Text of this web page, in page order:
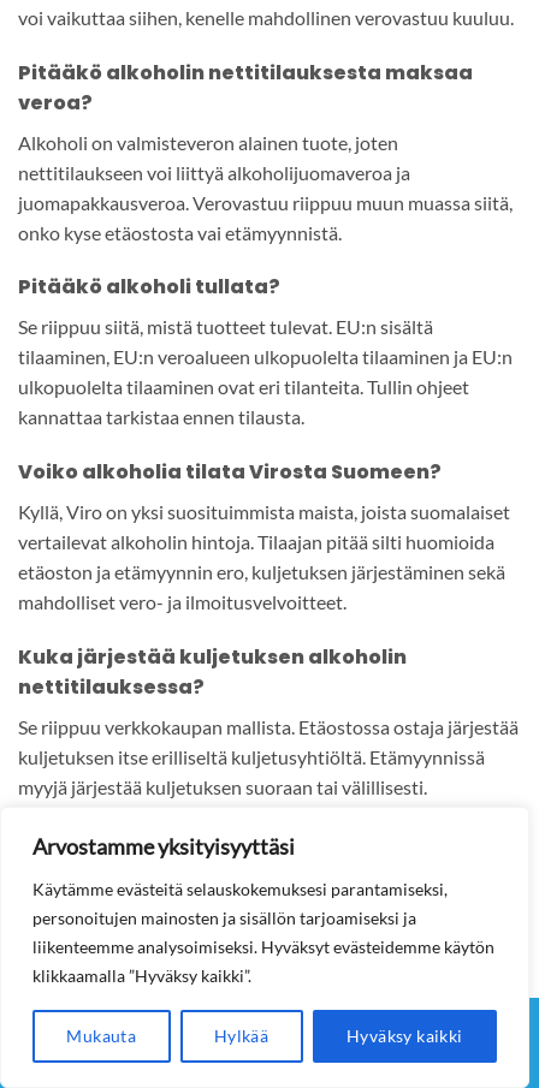
Arvostamme yksityisyyttäsi
Käytämme evästeitä selauskokemuksesi parantamiseksi,
personoitujen mainosten ja sisällön tarjoamiseksi ja
liikenteemme analysoimiseksi. Hyväksyt evästeidemme käytön
klikkaamalla ”Hyväksy kaikki”.
Mukauta Hylkää Hyväksy kaikki
voi vaikuttaa siihen, kenelle mahdollinen verovastuu kuuluu.
Pitääkö alkoholin nettitilauksesta maksaa
veroa?
Alkoholi on valmisteveron alainen tuote, joten
nettitilaukseen voi liittyä alkoholijuomaveroa ja
juomapakkausveroa. Verovastuu riippuu muun muassa siitä,
onko kyse etäostosta vai etämyynnistä.
Pitääkö alkoholi tullata?
Se riippuu siitä, mistä tuotteet tulevat. EU:n sisältä
tilaaminen, EU:n veroalueen ulkopuolelta tilaaminen ja EU:n
ulkopuolelta tilaaminen ovat eri tilanteita. Tullin ohjeet
kannattaa tarkistaa ennen tilausta.
Voiko alkoholia tilata Virosta Suomeen?
Kyllä, Viro on yksi suosituimmista maista, joista suomalaiset
vertailevat alkoholin hintoja. Tilaajan pitää silti huomioida
etäoston ja etämyynnin ero, kuljetuksen järjestäminen sekä
mahdolliset vero- ja ilmoitusvelvoitteet.
Kuka järjestää kuljetuksen alkoholin
nettitilauksessa?
Se riippuu verkkokaupan mallista. Etäostossa ostaja järjestää
kuljetuksen itse erilliseltä kuljetusyhtiöltä. Etämyynnissä
myyjä järjestää kuljetuksen suoraan tai välillisesti.
Kannattaako alkoholia tilata netistä hinnan
Se voi kannattaa erityisesti suuremmissa tilauksissa, kuten
lonkero- ja olutlaatikoissa, juhlatilauksissa tai
mökkivarastoissa. Kannattavuus pitää kuitenkin laskea
kuljetus ja mahdolliset verot.
Etusivu Lonkerot Muut juomat Tilausohjeet